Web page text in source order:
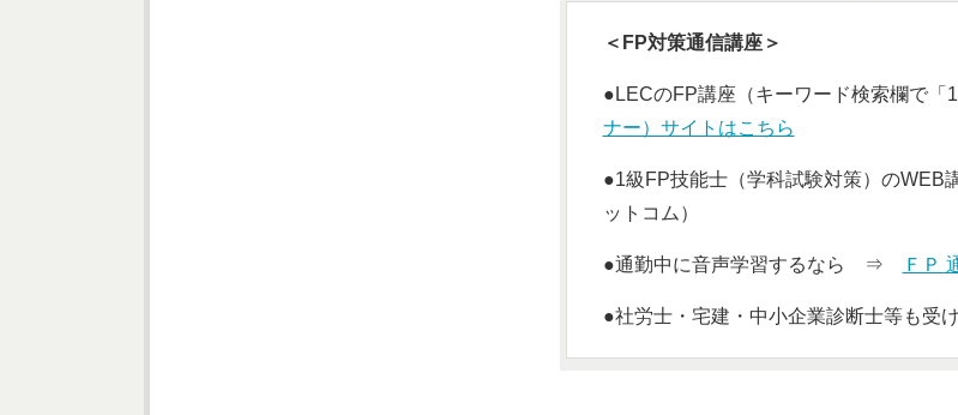
＜FP対策通信講座＞
●LECのFP講座（キーワード検索欄で
ナー）サイトはこちら
●1級FP技能士（学科試験対策）の
ットコム）
●通勤中に音声学習するなら ⇒ ＦＰ
●社労士・宅建・中小企業診断士等も